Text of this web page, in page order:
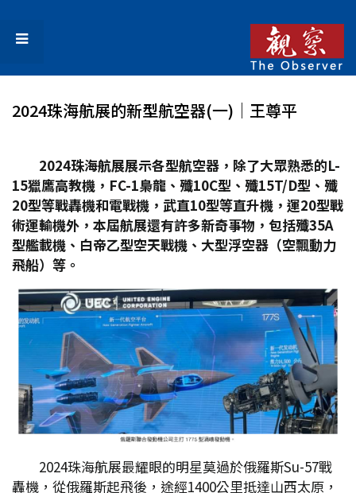
2024珠海航展的新型航空器(一)│王尊平
2024珠海航展展示各型航空器，除了大眾熟悉的L-
15獵鷹高教機，FC-1梟龍、殲10C型、殲15T/D型、殲
20型等戰轟機和電戰機，武直10型等直升機，運20型戰
術運輸機外，本屆航展還有許多新奇事物，包括殲35A
型艦載機、白帝乙型空天戰機、大型浮空器（空飄動力
飛船）等。
2024珠海航展最耀眼的明星莫過於俄羅斯Su-57戰
轟機，從俄羅斯起飛後，途經1400公里抵達山西太原，